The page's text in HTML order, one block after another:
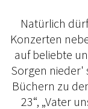
Natürlich
Konzerten
auf beliebte
Sorgen nieder'
Büchern zu
23“, „Vater